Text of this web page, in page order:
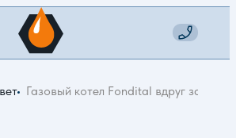
Газовый котел Fondital вдруг